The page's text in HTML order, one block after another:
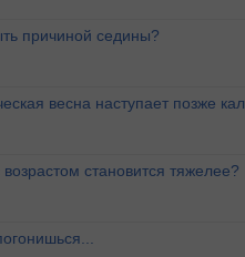
причиной седины?
весна наступает позже
становится тяжелее?